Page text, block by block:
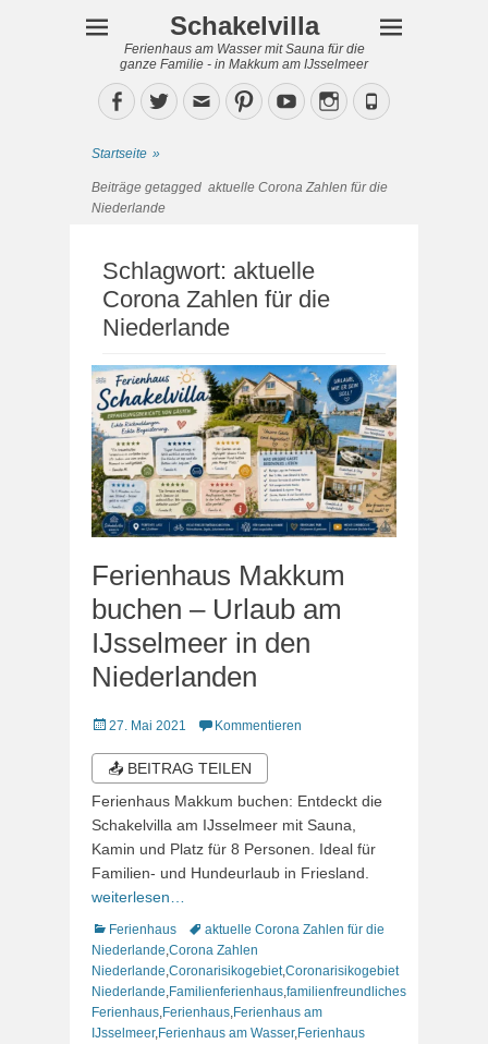
Schakelvilla
Ferienhaus am Wasser mit Sauna für die
ganze Familie - in Makkum am IJsselmeer
Facebook
TwitterEmailPinterestYouTubeInstagram
Phone
Startseite »
Beiträge getagged aktuelle Corona Zahlen für die
Niederlande
Schlagwort: aktuelle
Corona Zahlen für die
Niederlande
Ferienhaus Makkum
buchen – Urlaub am
IJsselmeer in den
Niederlanden
Veröffentlicht
27. Mai 2021 Kommentieren
📤 BEITRAG TEILEN
Ferienhaus Makkum buchen: Entdeckt die
Schakelvilla am IJsselmeer mit Sauna,
Kamin und Platz für 8 Personen. Ideal für
Familien- und Hundeurlaub in Friesland.
weiterlesen…
Kategorien
Ferienhaus Schlagworte
aktuelle Corona Zahlen für die
Niederlande Corona Zahlen
Niederlande Coronarisikogebiet,Coronarisikogebiet
Niederlande Familienferienhaus familienfreundliches
Ferienhaus Ferienhaus Ferienhaus am
IJsselmeer, Ferienhaus am Wasser, Ferienhaus